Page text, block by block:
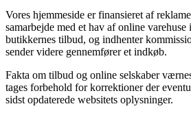
Vores hjemmeside er finansieret af
samarbejde med et hav af online
butikkernes tilbud, og indhenter
sender videre gennemfører et indkøb.
Fakta om tilbud og online selskaber
tages forbehold for korrektioner der
sidst opdaterede websitets oplysninger.